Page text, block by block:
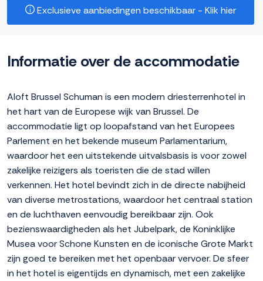
Exclusieve aanbiedingen beschikbaar - Klik hier
Informatie over de accommodatie
Aloft Brussel Schuman is een modern driesterrenhotel in
het hart van de Europese wijk van Brussel. De
accommodatie ligt op loopafstand van het Europees
Parlement en het bekende museum Parlamentarium,
waardoor het een uitstekende uitvalsbasis is voor zowel
zakelijke reizigers als toeristen die de stad willen
verkennen. Het hotel bevindt zich in de directe nabijheid
van diverse metrostations, waardoor het centraal station
en de luchthaven eenvoudig bereikbaar zijn. Ook
bezienswaardigheden als het Jubelpark, de Koninklijke
Musea voor Schone Kunsten en de iconische Grote Markt
zijn goed te bereiken met het openbaar vervoer. De sfeer
in het hotel is eigentijds en dynamisch, met een zakelijke